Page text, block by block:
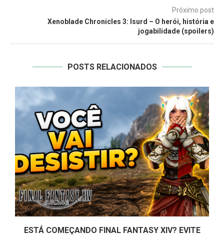
Próximo post
Xenoblade Chronicles 3: Isurd – O herói, história e
jogabilidade (spoilers)
POSTS RELACIONADOS
ESTÁ COMEÇANDO FINAL FANTASY XIV? EVITE